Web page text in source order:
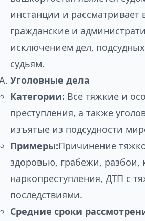
инстанции и рассматривает
гражданские и
исключением дел,
судьям.
Уголовные дела
Категории: Все тяжкие и
преступления, а также
изъятые из подсудности
Примеры:Причинение
здоровью, грабежи, разбои,
наркопреступления, ДТП с
последствиями.
Средние сроки